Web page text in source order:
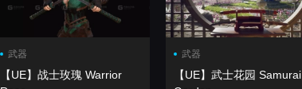
武器
【UE】战士玫瑰 Warrior
武器
【UE】武士花园 Samurai